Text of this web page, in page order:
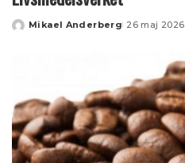
Posted
Mikael Anderberg 26 maj 2026